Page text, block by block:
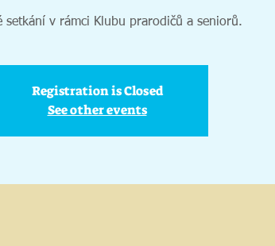
setkání v rámci Klubu prarodičů a seniorů.
Registration is Closed
See other events